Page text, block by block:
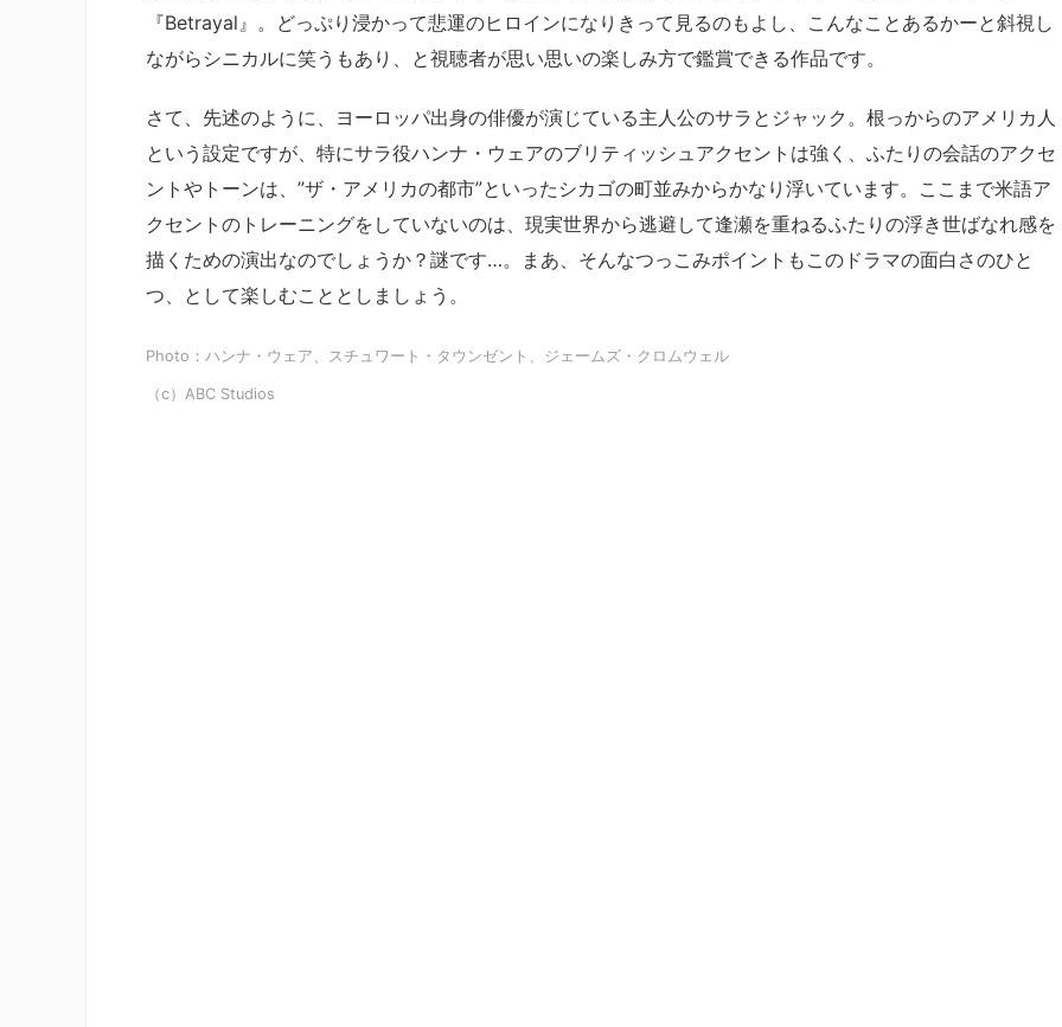
『Betrayal』。どっぷり浸かって悲運のヒロインになりきって見るのもよし、こんなことあるかーと斜視し
ながらシニカルに笑うもあり、と視聴者が思い思いの楽しみ方で鑑賞できる作品です。
さて、先述のように、ヨーロッパ出身の俳優が演じている主人公のサラとジャック。根っからのアメリカ人
という設定ですが、特にサラ役ハンナ・ウェアのブリティッシュアクセントは強く、ふたりの会話のアクセ
ントやトーンは、”ザ・アメリカの都市”といったシカゴの町並みからかなり浮いています。ここまで米語ア
クセントのトレーニングをしていないのは、現実世界から逃避して逢瀬を重ねるふたりの浮き世ばなれ感を
描くための演出なのでしょうか？謎です…。まあ、そんなつっこみポイントもこのドラマの面白さのひと
つ、として楽しむこととしましょう。
Photo：ハンナ・ウェア、スチュワート・タウンゼント、ジェームズ・クロムウェル
（c）ABC Studios